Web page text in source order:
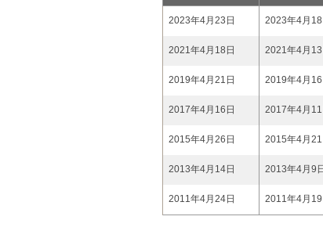
2023年4月23日 2023年4月18
2021年4月18日 2021年4月13
2019年4月21日 2019年4月16
2017年4月16日 2017年4月11
2015年4月26日 2015年4月21
2013年4月14日 2013年4月9日
2011年4月24日 2011年4月19